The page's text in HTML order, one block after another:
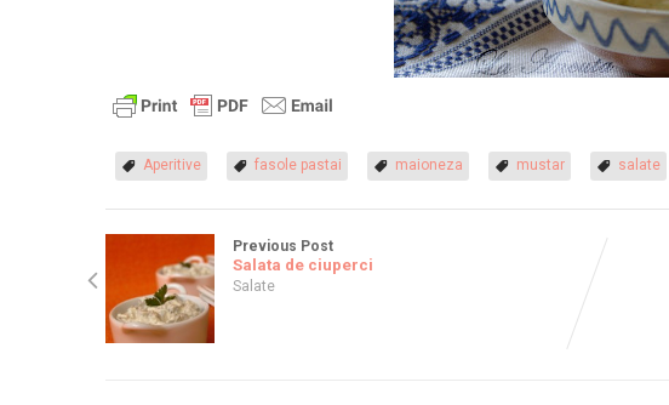
Aperitive fasole pastai maioneza mustar salate
Previous Post
Salata de ciuperci
Salate